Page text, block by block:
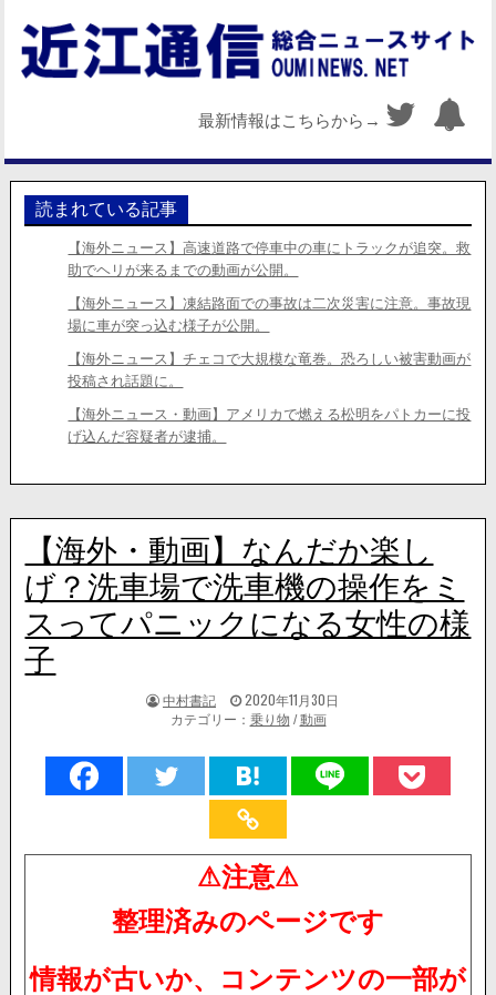
最新情報はこちらから→
読まれている記事
【海外ニュース】高速道路で停車中の車にトラックが追突。救
助でヘリが来るまでの動画が公開。
【海外ニュース】凍結路面での事故は二次災害に注意。事故現
場に車が突っ込む様子が公開。
【海外ニュース】チェコで大規模な竜巻。恐ろしい被害動画が
投稿され話題に。
【海外ニュース・動画】アメリカで燃える松明をパトカーに投
げ込んだ容疑者が逮捕。
【海外・動画】なんだか楽し
げ？洗車場で洗車機の操作をミ
スってパニックになる女性の様
子
著
者:
中村書記
掲
載
2020年11月30日
カテゴリー： 乗り物 /動画
⚠注意⚠
整理済みのページです
情報が古いか、コンテンツの一部が